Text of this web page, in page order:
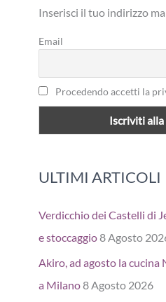
:Inserisci il tuo indirizzo
Email
Procedendo accetti la
ULTIMI ARTICOLI
Verdicchio dei Castelli di
e stoccaggio8 Agosto
Akiro, ad agosto la
a Milano8 Agosto 2026